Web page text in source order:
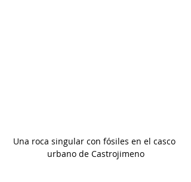
Una roca singular con fósiles en el casco
urbano de Castrojimeno